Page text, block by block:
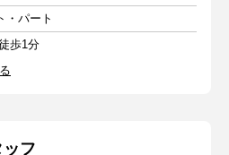
・パート
歩1分
フ